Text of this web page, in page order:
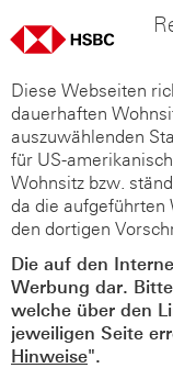
Diese Webseiten
dauerhaften
auszuwählenden
für US-
Wohnsitz bzw.
da die aufgeführten
den dortigen
Die auf den
Werbung dar.
welche über den
jeweiligen Seite
Hinweise".